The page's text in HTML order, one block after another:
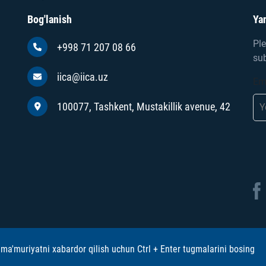
Bog'lanish
+998 71 207 08 66
iica@iica.uz
100077, Tashkent, Mustakillik avenue, 42
xabardor qilish uchun Ctrl + Enter tugmalarini bosing